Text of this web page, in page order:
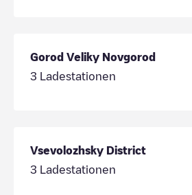
Gorod Veliky Novgorod
3 Ladestationen
Vsevolozhsky District
3 Ladestationen